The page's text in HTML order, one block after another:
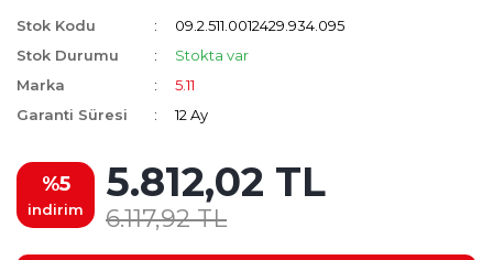
Stok Kodu
09.2.511.0012429.934.095
Stok Durumu
Stokta var
Marka
5.11
Garanti Süresi
12 Ay
%5
indirim
5.812,02 TL
6.117,92 TL